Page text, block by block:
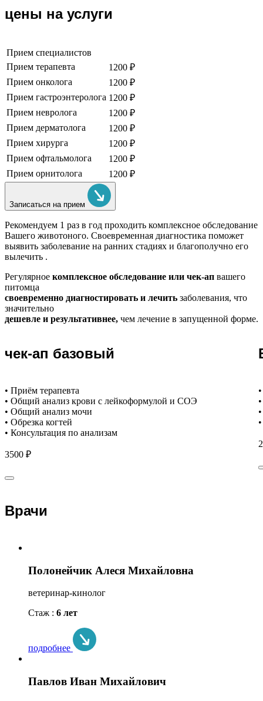
цены на услуги
Прием специалистов
Прием терапевта
1200 ₽
Прием онколога
1200 ₽
Прием гастроэнтеролога 1200 ₽
Прием невролога
1200 ₽
Прием дерматолога
1200 ₽
Прием хирурга
1200 ₽
Прием офтальмолога
1200 ₽
Прием орнитолога
1200 ₽
Записаться на прием
Рекомендуем 1 раз в год проходить комплексное обследование
Вашего животоного. Своевременная диагностика поможет
выявить заболевание на ранних стадиях и благополучно его
вылечить .
Регулярное комплексное обследование или чек-ап вашего
питомца
своевременно диагностировать и лечить заболевания, что
значительно
дешевле и результативнее, чем лечение в запущенной форме.
чек-ап базовый
• Приём терапевта
• Общий анализ крови с лейкоформулой и СОЭ
• Общий анализ мочи
• Обрезка когтей
• Консультация по анализам
3500 ₽
Врачи
Полонейчик Алеся Михайловна
ветеринар-кинолог
Стаж : 6 лет
подробнее
Павлов Иван Михайлович